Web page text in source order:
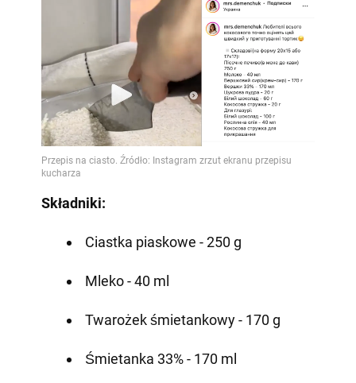
Składniki:
Ciastka piaskowe - 250 g
Mleko - 40 ml
Twarożek śmietankowy - 170 g
Śmietanka 33% - 170 ml